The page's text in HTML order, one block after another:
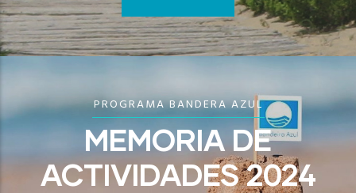
PROGRAMA BANDERA AZUL
MEMORIA DE
ACTIVIDADES 2024